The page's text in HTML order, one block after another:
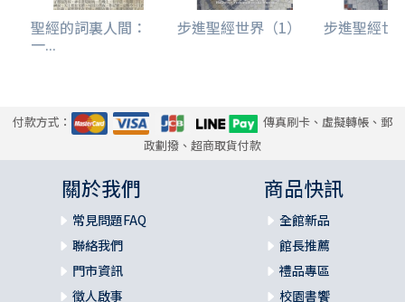
聖經的詞裏人間：
一...
步進聖經世界（1） 步進聖經世
付款方式：
傳真刷卡、虛擬轉帳、郵
政劃撥、超商取貨付款
關於我們
常見問題FAQ
聯絡我們
門市資訊
徵人啟事
商品快訊
全館新品
館長推薦
禮品專區
校園書饗